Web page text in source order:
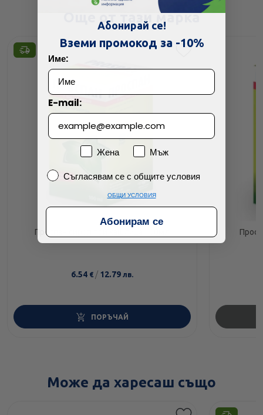
Още от тази марка
Проспан сироп при кашлица 100мл
6.54 € / 12.79 лв.
ПОРЪЧАЙ
Може да харесаш също
Абонирай се!
Вземи промокод за -10%
Име:
E-mail:
ПолЖена
Мъж
Съгласявам се с общите условия
Съгласявам се с общите условия
ОБЩИ УСЛОВИЯ
Абонирам се